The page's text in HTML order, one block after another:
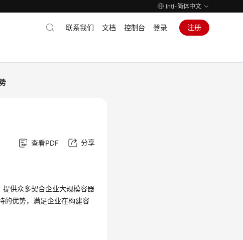
Intl-简体中文
联系我们 文档 控制台 登录 注册
查看PDF 分享
供众多契合企业大规模容器
的优势，满足企业在构建容